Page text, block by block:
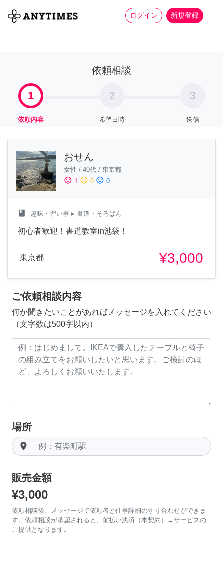
ログイン 新規登録
全て 家事 more_horiz
依頼相談
1
依頼内容
2
希望日時
3
送信
おせん
女性 / 40代 / 東京都
sentiment_satisfied 1 sentiment_neutral 0 sentiment_dissatisfied 0
class 趣味・習い事 ▸ 書道・そろばん
初心者歓迎！書道教室in池袋！
東京都 ¥3,000
ご依頼相談内容
何か聞きたいことがあればメッセージを入れてください
（文字数は500字以内）
場所
room
販売金額
¥3,000
依頼相談後、メッセージで依頼者と仕事詳細のすり合わせができま
す。依頼相談が承認されると、前払い決済（本契約）→サービスの
ご提供となります。